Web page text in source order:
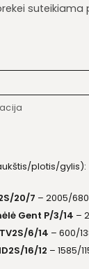
plotis/gylis):
20/7 – 2005/
Gent P/3/14 –
6/14 – 600/
16/12 – 1585/